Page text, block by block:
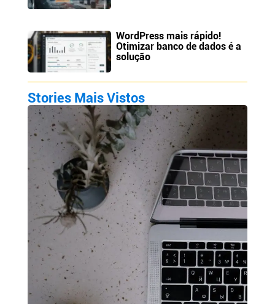
WordPress mais rápido!
Otimizar banco de dados é a
solução
Stories Mais Vistos